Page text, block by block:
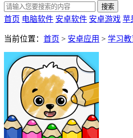
首页 电脑软件 安卓软件 安卓游戏 苹
当前位置： 首页 > 安卓应用 > 学习教